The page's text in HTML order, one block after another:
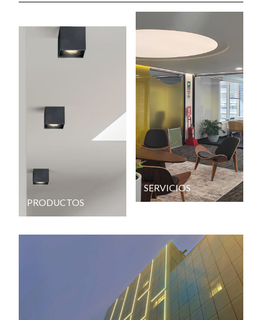
PRODUCTOS
SERVICIOS